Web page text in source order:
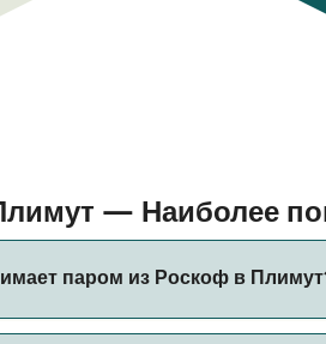
— Наиболее
паром из Роскоф в